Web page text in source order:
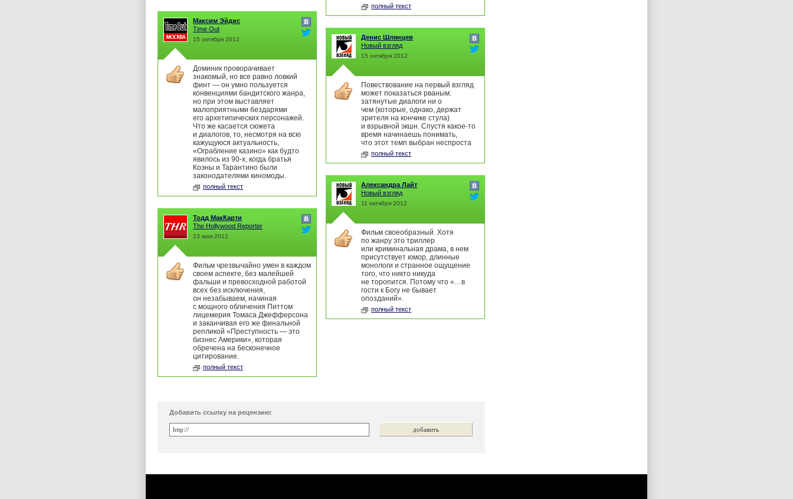
полный текст
Максим Эйдис
Time Out
15 октября 2012
Доминик проворачивает
знакомый, но все равно ловкий
финт — он умно пользуется
конвенциями бандитского жанра,
но при этом выставляет
малоприятными бездарями
его архетипических персонажей.
Что же касается сюжета
и диалогов, то, несмотря на всю
кажущуюся актуальность,
«Ограбление казино» как будто
явилось из 90-х, когда братья
Коэны и Тарантино были
законодателями киномоды.
полный текст
Денис Шлянцев
Новый взгляд
15 октября 2012
Повествование на первый взгляд
может показаться рваным:
затянутые диалоги ни о
чем (которые, однако, держат
зрителя на кончике стула)
и взрывной экшн. Спустя какое-то
время начинаешь понимать,
что этот темп выбран неспроста
полный текст
Александра Лайт
Новый взгляд
11 октября 2012
Фильм своеобразный. Хотя
по жанру это триллер
или криминальная драма, в нем
присутствует юмор, длинные
монологи и странное ощущение
того, что никто никуда
не торопится. Потому что «…в
гости к Богу не бывает
опозданий».
полный текст
Тодд МакКарти
The Hollywood Reporter
23 мая 2012
Фильм чрезвычайно умен в каждом
своем аспекте, без малейшей
фальши и превосходной работой
всех без исключения,
он незабываем, начиная
с мощного обличения Питтом
лицемерия Томаса Джефферсона
и заканчивая его же финальной
репликой «Преступность — это
бизнес Америки», которая
обречена на бесконечное
цитирование.
полный текст
Добавить ссылку на рецензию: